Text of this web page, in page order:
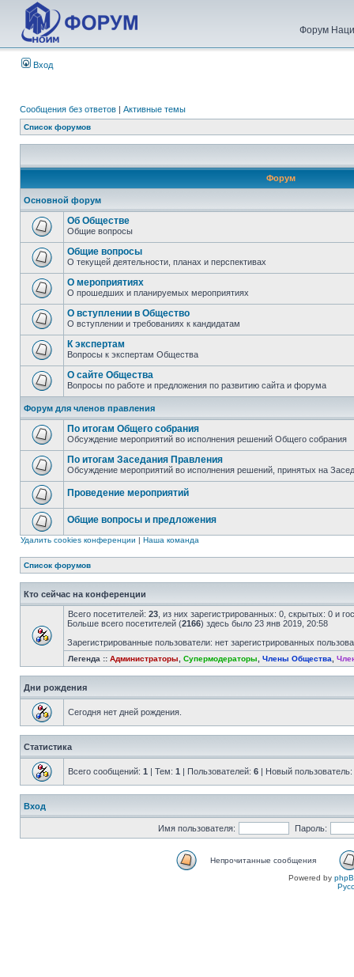
Форум
Вход
Сообщения без ответов | Активные темы
Список форумов
Форум
Основной форум
Об Обществе
Общие вопросы
Общие вопросы
О текущей деятельности, планах и перспективах
О мероприятиях
О прошедших и планируемых мероприятиях
О вступлении в Общество
О вступлении и требованиях к кандидатам
К экспертам
Вопросы к экспертам Общества
О сайте Общества
Вопросы по работе и предложения по развитию сайта и форума
Форум для членов правления
По итогам Общего собрания
Обсуждение мероприятий во исполнения решений Общего собрания
По итогам Заседания Правления
Обсуждение мероприятий во исполнения решений, принятых на
Проведение мероприятий
Общие вопросы и предложения
Удалить cookies конференции | Наша команда
Список форумов
Кто сейчас на конференции
Всего посетителей: 23 , из них зарегистрированных: 0, скрытых: 0 и
Больше всего посетителей (2166) здесь было 23 янв 2019, 20:58
Зарегистрированные пользователи: нет зарегистрированных
Легенда :: Администраторы Супермодераторы Члены Общества
Дни рождения
Сегодня нет дней рождения.
Статистика
Всего сообщений: 1 | Тем: 1 | Пользователей: 6 | Новый пользователь:
Вход
Имя пользователя: Пароль:
Непрочитанные сообщения
Powered by